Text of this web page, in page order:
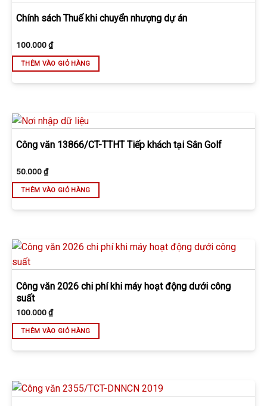
Chính sách Thuế khi chuyển nhượng dự án
100.000₫
THÊM VÀO GIỎ HÀNG
Công văn 13866/CT-TTHT Tiếp khách tại Sân Golf
50.000₫
THÊM VÀO GIỎ HÀNG
Công văn 2026 chi phí khi máy hoạt động dưới công
suất
100.000₫
THÊM VÀO GIỎ HÀNG